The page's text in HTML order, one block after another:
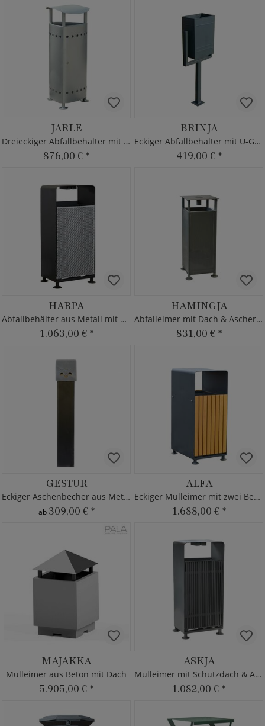
JARLE
Dreieckiger Abfallbehälter mit Dach
876,00 € *
BRINJA
Eckiger Abfallbehälter mit U-Gestell
419,00 € *
HARPA
Abfallbehälter aus Metall mit Ascher
1.063,00 € *
HAMINGJA
Abfalleimer mit Dach & Ascher - Metall
831,00 € *
GESTUR
Eckiger Aschenbecher aus Metall
ab 309,00 € *
ALFA
Eckiger Mülleimer mit zwei Behältern
1.688,00 € *
MAJAKKA
Mülleimer aus Beton mit Dach
5.905,00 € *
ASKJA
Mülleimer mit Schutzdach & Ascher
1.082,00 € *